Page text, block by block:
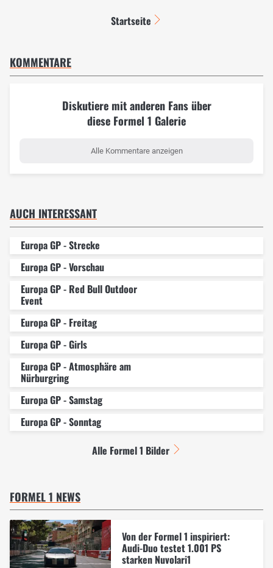
Startseite
KOMMENTARE
Diskutiere mit anderen Fans über
diese Formel 1 Galerie
Alle Kommentare anzeigen
AUCH INTERESSANT
Europa GP - Strecke
Europa GP - Vorschau
Europa GP - Red Bull Outdoor
Event
Europa GP - Freitag
Europa GP - Girls
Europa GP - Atmosphäre am
Nürburgring
Europa GP - Samstag
Europa GP - Sonntag
Alle Formel 1 Bilder
FORMEL 1 NEWS
Von der Formel 1 inspiriert:
Audi-Duo testet 1.001 PS
starken Nuvolari1